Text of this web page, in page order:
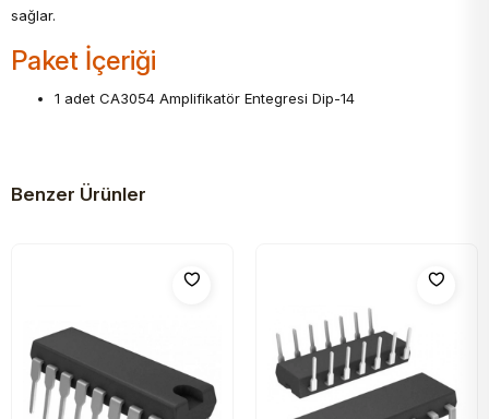
sağlar.
Paket İçeriği
1 adet CA3054 Amplifikatör Entegresi Dip-14
Benzer Ürünler